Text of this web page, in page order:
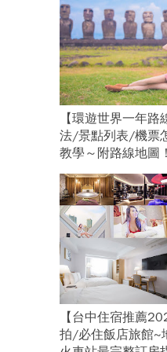
【環遊世界一年
法/景點列表/機票
教學～附路線地圖！
【台中住宿推薦
拍/必住飯店旅館